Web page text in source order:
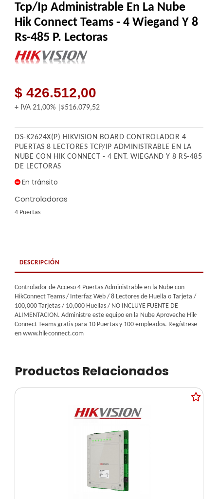
Tcp/Ip Administrable En La Nube
Hik Connect Teams - 4 Wiegand Y 8
Rs-485 P. Lectoras
$ 426.512,00
+ IVA 21,00% $516.079,52
DS-K2624X(P) HIKVISION BOARD CONTROLADOR 4
PUERTAS 8 LECTORES TCP/IP ADMINISTRABLE EN LA
NUBE CON HIK CONNECT - 4 ENT. WIEGAND Y 8 RS-485
DE LECTORAS
En tránsito
Controladoras
4 Puertas
DESCRIPCIÓN
Controlador de Acceso 4 Puertas Administrable en la Nube con
HikConnect Teams / Interfaz Web / 8 Lectores de Huella o Tarjeta /
100,000 Tarjetas / 10,000 Huellas / NO INCLUYE FUENTE DE
ALIMENTACION. Administre este equipo en la Nube Aproveche Hik-
Connect Teams gratis para 10 Puertas y 100 empleados. Regístrese
en www.hik-connect.com
Productos Relacionados